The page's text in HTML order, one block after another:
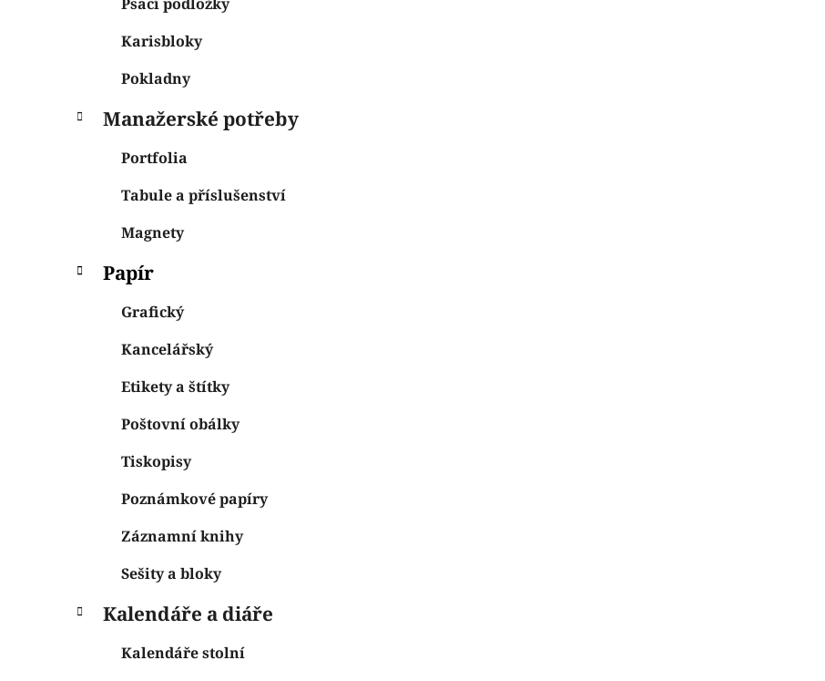
Karisbloky
Pokladny
Manažerské potřeby
Portfolia
Tabule a příslušenství
Magnety
Papír
Grafický
Kancelářský
Etikety a štítky
Poštovní obálky
Tiskopisy
Poznámkové papíry
Záznamní knihy
Sešity a bloky
Kalendáře a diáře
Kalendáře stolní